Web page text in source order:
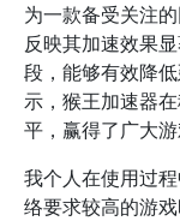
为一款备受关注
反映其加速效果
段，能够有效降
示，猴王加速器
平，赢得了广大
我个人在使用过
络要求较高的游